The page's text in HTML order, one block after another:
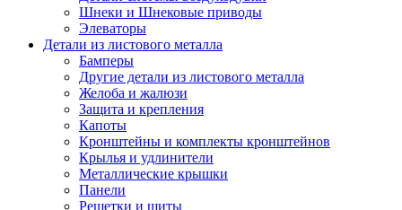
Шнеки и Шнековые приводы
Элеваторы
Детали из листового металла
Бамперы
Другие детали из листового металла
Желоба и жалюзи
Защита и крепления
Капоты
Кронштейны и комплекты кронштейнов
Крылья и удлинители
Металлические крышки
Панели
Решетки и щиты